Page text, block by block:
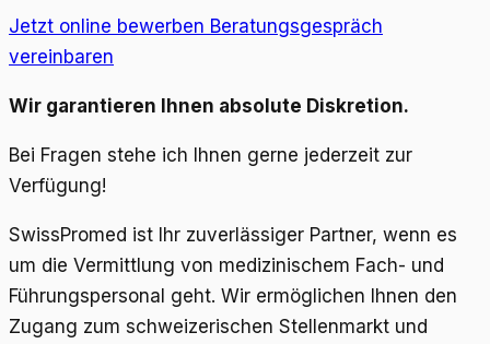
Jetzt online bewerben Beratungsgespräch
vereinbaren
Wir garantieren Ihnen absolute Diskretion.
Bei Fragen stehe ich Ihnen gerne jederzeit zur
Verfügung!
SwissPromed ist Ihr zuverlässiger Partner, wenn es
um die Vermittlung von medizinischem Fach- und
Führungspersonal geht. Wir ermöglichen Ihnen den
Zugang zum schweizerischen Stellenmarkt und